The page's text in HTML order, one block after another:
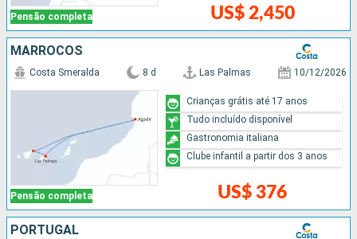
Pensão completa US$ 2,450
MARROCOS
Pensão completa
Costa Smeralda 8 d Las Palmas 10/12/2026
US$ 376
Crianças grátis até 17 anos
Tudo incluído disponível
Gastronomia italiana
Clube infantil a partir dos 3 anos
PORTUGAL